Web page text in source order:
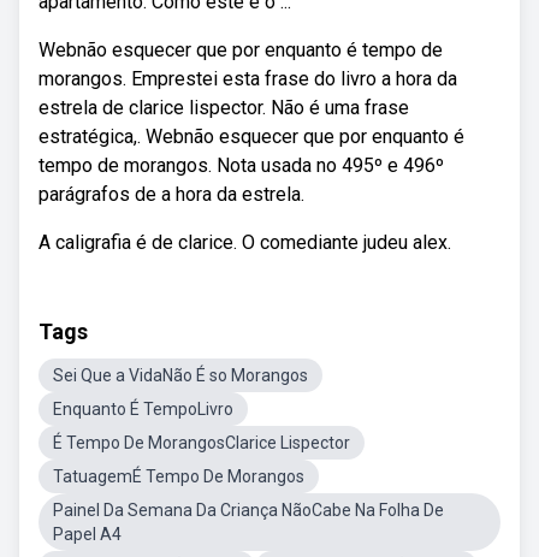
Webnão esquecer que por enquanto é tempo de
morangos. Emprestei esta frase do livro a hora da
estrela de clarice lispector. Não é uma frase
estratégica,. Webnão esquecer que por enquanto é
tempo de morangos. Nota usada no 495º e 496º
parágrafos de a hora da estrela.
A caligrafia é de clarice. O comediante judeu alex.
Tags
Sei Que a VidaNão É so Morangos
Enquanto É TempoLivro
É Tempo De MorangosClarice Lispector
TatuagemÉ Tempo De Morangos
Painel Da Semana Da Criança NãoCabe Na Folha De
Papel A4